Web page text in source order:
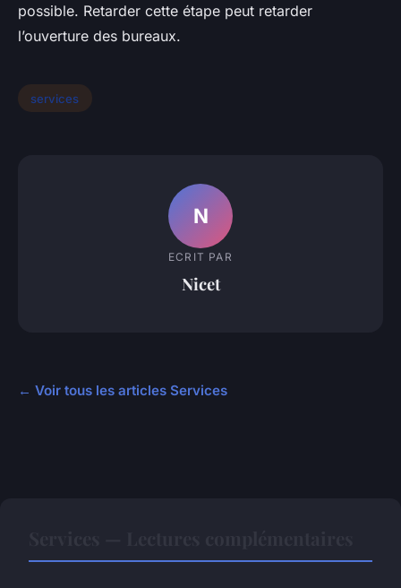
possible. Retarder cette étape peut retarder
l’ouverture des bureaux.
services
N
ECRIT PAR
Nicet
← Voir tous les articles Services